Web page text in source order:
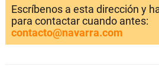
Escríbenos a esta dirección y
para contactar cuando antes:
contacto@navarra.com